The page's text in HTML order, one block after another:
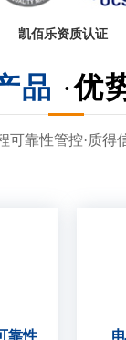
凯佰乐资质认证
品 ·优
可靠性管控·质得
靠性